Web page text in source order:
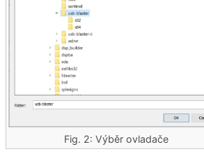
Fig. 2: Výběr ovladače